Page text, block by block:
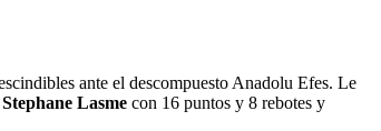
ante el descompuesto Anadolu Efes. Le
Stephane Lasme con 16 puntos y 8 rebotes y